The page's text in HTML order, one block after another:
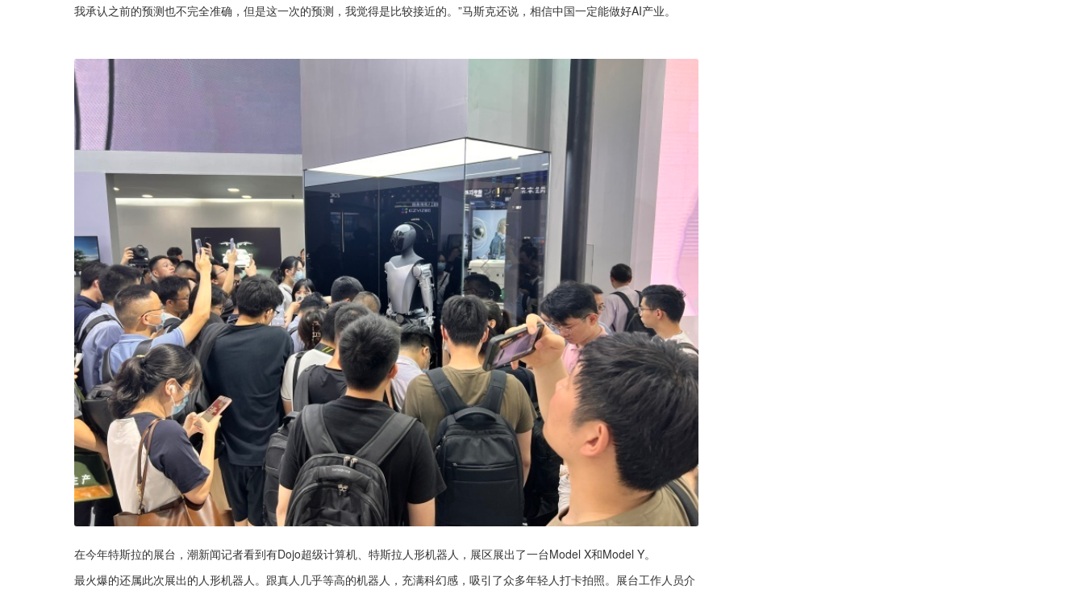
我承认之前的预测也不完全准确，但是这一次的预测，我觉得是比较接近的。”马斯克还说，相信中国一定能做好AI产业。
在今年特斯拉的展台，潮新闻记者看到有Dojo超级计算机、特斯拉人形机器人，展区展出了一台Model X和Model Y。
最火爆的还属此次展出的人形机器人。跟真人几乎等高的机器人，充满科幻感，吸引了众多年轻人打卡拍照。展台工作人员介